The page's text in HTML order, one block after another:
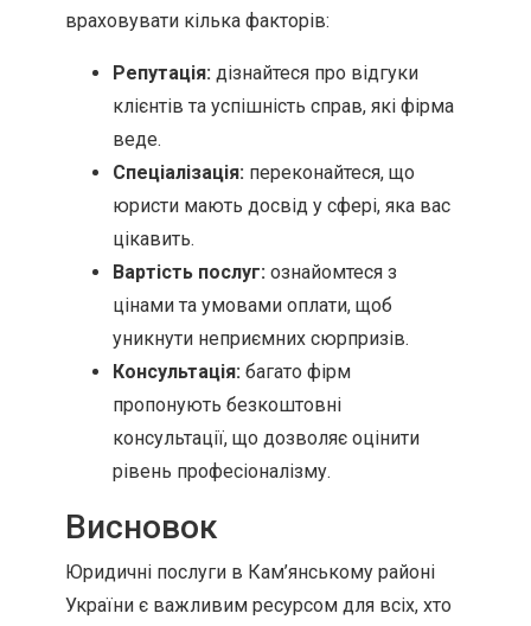
враховувати кілька факторів:
Репутація: дізнайтеся про відгуки
клієнтів та успішність справ, які фірма
веде.
Спеціалізація: переконайтеся, що
юристи мають досвід у сфері, яка вас
цікавить.
Вартість послуг: ознайомтеся з
цінами та умовами оплати, щоб
уникнути неприємних сюрпризів.
Консультація: багато фірм
пропонують безкоштовні
консультації, що дозволяє оцінити
рівень професіоналізму.
Висновок
Юридичні послуги в Кам’янському районі
України є важливим ресурсом для всіх, хто